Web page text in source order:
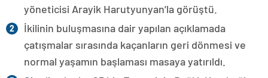
yöneticisi Arayik Harutyunyan’la görüştü.
İkilinin buluşmasına dair yapılan açıklamada
çatışmalar sırasında kaçanların geri dönmesi ve
normal yaşamın başlaması masaya yatırıldı.